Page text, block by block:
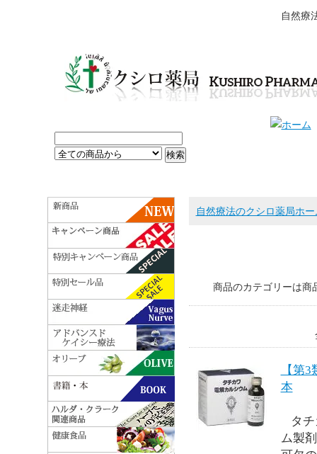
自然療
自然療法のクシロ薬局ホー
商品のカテゴリーは商
【第
本
タ
ム製